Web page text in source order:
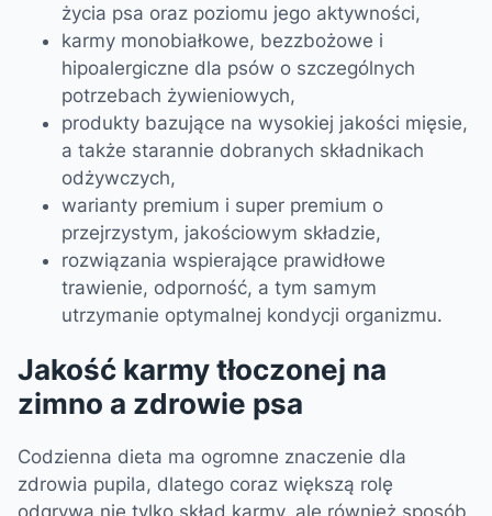
życia psa oraz poziomu jego aktywności,
karmy monobiałkowe, bezzbożowe i
hipoalergiczne dla psów o szczególnych
potrzebach żywieniowych,
produkty bazujące na wysokiej jakości mięsie,
a także starannie dobranych składnikach
odżywczych,
warianty premium i super premium o
przejrzystym, jakościowym składzie,
rozwiązania wspierające prawidłowe
trawienie, odporność, a tym samym
utrzymanie optymalnej kondycji organizmu.
Jakość karmy tłoczonej na
zimno a zdrowie psa
Codzienna dieta ma ogromne znaczenie dla
zdrowia pupila, dlatego coraz większą rolę